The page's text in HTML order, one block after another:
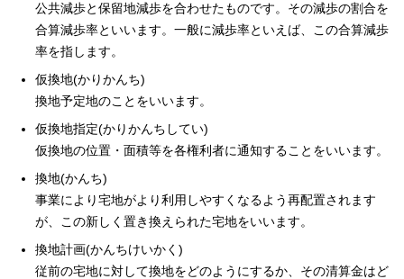
公共減歩と保留地減歩を合わせたものです。その減歩の割合を
合算減歩率といいます。一般に減歩率といえば、この合算減歩
率を指します。
仮換地(かりかんち)
換地予定地のことをいいます。
仮換地指定(かりかんちしてい)
仮換地の位置・面積等を各権利者に通知することをいいます。
換地(かんち)
事業により宅地がより利用しやすくなるよう再配置されます
が、この新しく置き換えられた宅地をいいます。
換地計画(かんちけいかく)
従前の宅地に対して換地をどのようにするか、その清算金はど